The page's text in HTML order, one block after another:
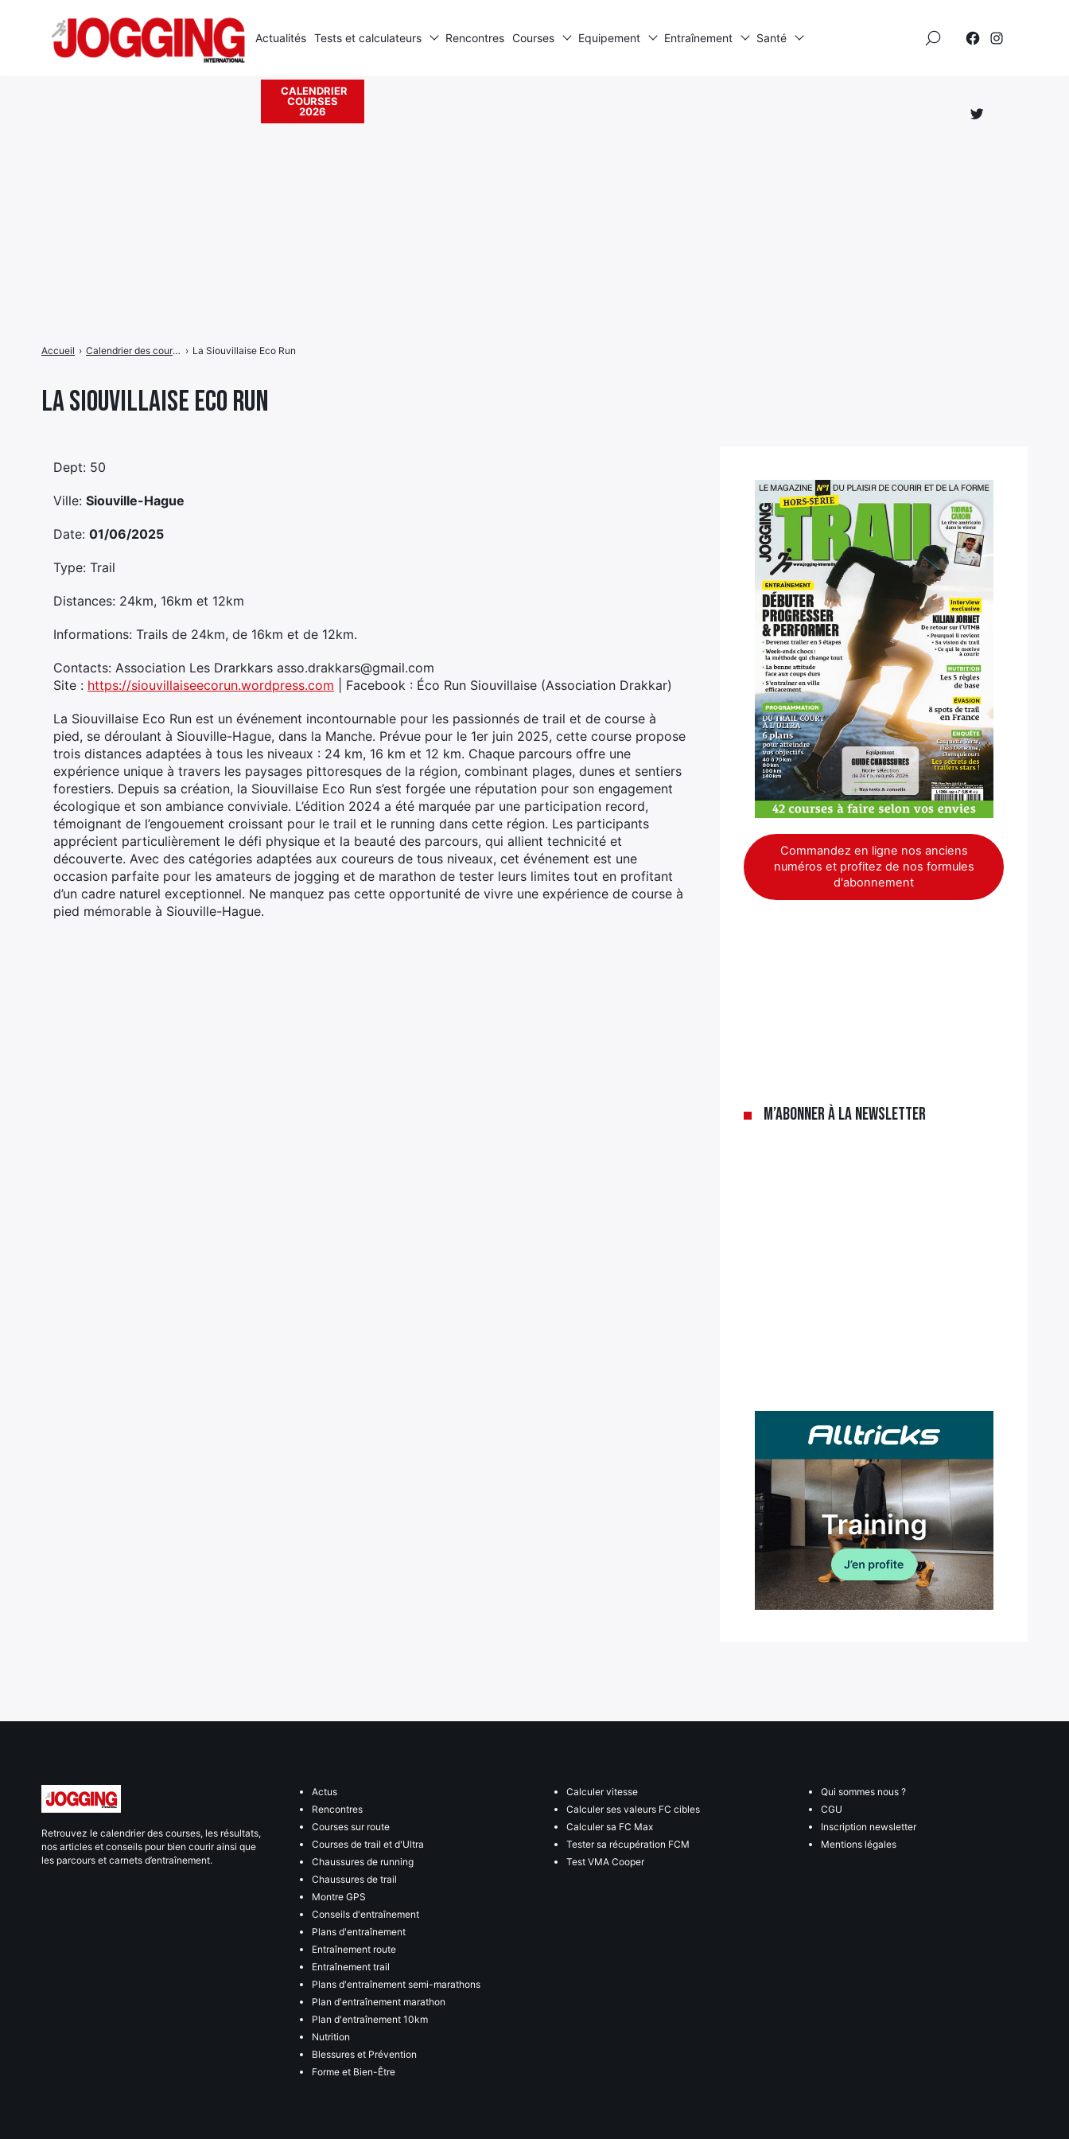
La Siouvillaise Eco Run
Accueil › Calendrier des courses › La Siouvillaise Eco Run
Dept: 50
Ville: Siouville-Hague
Date: 01/06/2025
Type: Trail
Distances: 24km, 16km et 12km
Informations: Trails de 24km, de 16km et de 12km.
Contacts: Association Les Drarkkars asso.drakkars@gmail.com
Site : https://siouvillaiseecorun.wordpress.com | Facebook : Éco Run Siouvillaise (Association Drakkar)
La Siouvillaise Eco Run est un événement incontournable pour les passionnés de trail et de course à
pied, se déroulant à Siouville-Hague, dans la Manche. Prévue pour le 1er juin 2025, cette course propose
trois distances adaptées à tous les niveaux : 24 km, 16 km et 12 km. Chaque parcours offre une
expérience unique à travers les paysages pittoresques de la région, combinant plages, dunes et sentiers
forestiers. Depuis sa création, la Siouvillaise Eco Run s’est forgée une réputation pour son engagement
écologique et son ambiance conviviale. L’édition 2024 a été marquée par une participation record,
témoignant de l’engouement croissant pour le trail et le running dans cette région. Les participants
apprécient particulièrement le défi physique et la beauté des parcours, qui allient technicité et
découverte. Avec des catégories adaptées aux coureurs de tous niveaux, cet événement est une
occasion parfaite pour les amateurs de jogging et de marathon de tester leurs limites tout en profitant
d’un cadre naturel exceptionnel. Ne manquez pas cette opportunité de vivre une expérience de course à
pied mémorable à Siouville-Hague.
Commandez en ligne nos anciens
numéros et profitez de nos formules
d'abonnement
M’abonner à la newsletter
Actualités Tests et calculateurs Rencontres Courses Equipement Entraînement Santé
CALENDRIER
COURSES
2026
Élément
Retrouvez le calendrier des courses, les résultats,
nos articles et conseils pour bien courir ainsi que
les parcours et carnets d’entraînement.
Actus
Rencontres
Courses sur route
Courses de trail et d'Ultra
Chaussures de running
Chaussures de trail
Montre GPS
Conseils d'entraînement
Plans d'entraînement
Entraînement route
Entraînement trail
Plans d'entraînement semi-marathons
Plan d'entraînement marathon
Plan d'entraînement 10km
Nutrition
Blessures et Prévention
Forme et Bien-Être
Calculer vitesse
Calculer ses valeurs FC cibles
Calculer sa FC Max
Tester sa récupération FCM
Test VMA Cooper
Qui sommes nous ?
CGU
Inscription newsletter
Mentions légales
Rechercher